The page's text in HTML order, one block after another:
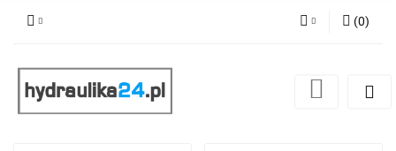
Zarejestruj się
(0)